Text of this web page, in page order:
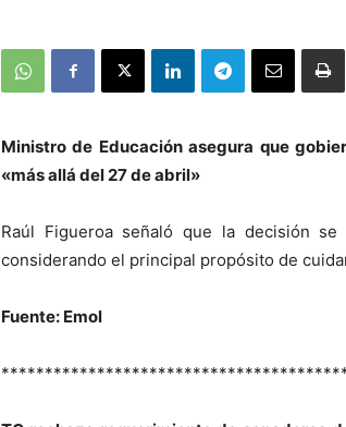
Ministro de Educación asegura que
«más allá del 27 de abril»
Raúl Figueroa señaló que la decisión
considerando el principal propósito de
Fuente: Emol